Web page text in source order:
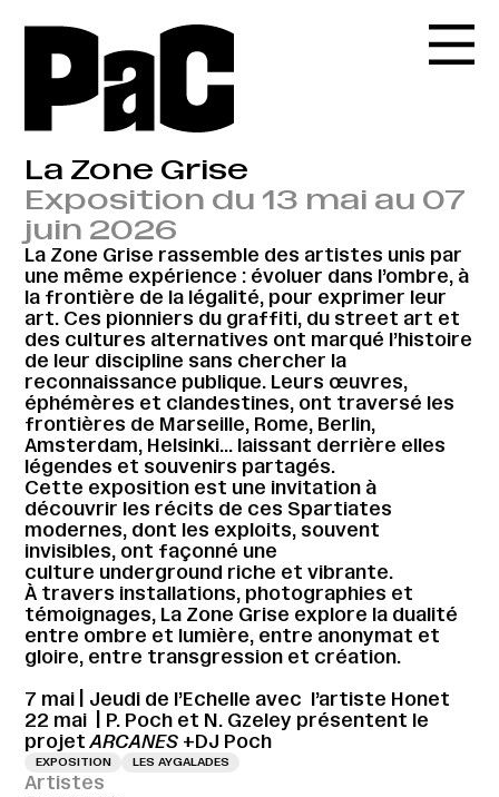
La Zone Grise
Exposition du 13 mai au 07
juin 2026
La Zone Grise rassemble des artistes unis par
une même expérience : évoluer dans l’ombre, à
la frontière de la légalité, pour exprimer leur
art. Ces pionniers du graffiti, du street art et
des cultures alternatives ont marqué l’histoire
de leur discipline sans chercher la
reconnaissance publique. Leurs œuvres,
éphémères et clandestines, ont traversé les
frontières de Marseille, Rome, Berlin,
Amsterdam, Helsinki… laissant derrière elles
légendes et souvenirs partagés.
Cette exposition est une invitation à
découvrir les récits de ces Spartiates
modernes, dont les exploits, souvent
invisibles, ont façonné une
culture underground riche et vibrante.
À travers installations, photographies et
témoignages, La Zone Grise explore la dualité
entre ombre et lumière, entre anonymat et
gloire, entre transgression et création.
7 mai | Jeudi de l’Echelle avec l’artiste Honet
22 mai | P. Poch et N. Gzeley présentent le
projetARCANES +DJ Poch
EXPOSITION LES AYGALADES
Artistes